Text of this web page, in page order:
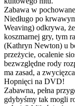
Zabawa w
Niedługo po
Weaving) odkrywa,
koszmarnej gry, tym
(Kathryn Newton) u
przeżycie, ocalenie
bezwzględne rody
ma zasad, a
Hopnięci na DVD!
Zabawna, pełna
gdybyśmy tak mogli